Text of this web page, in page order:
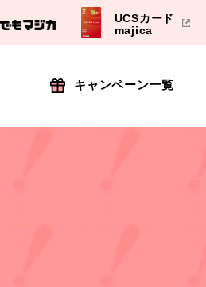
UCSカード
majica
キャンペーン一覧